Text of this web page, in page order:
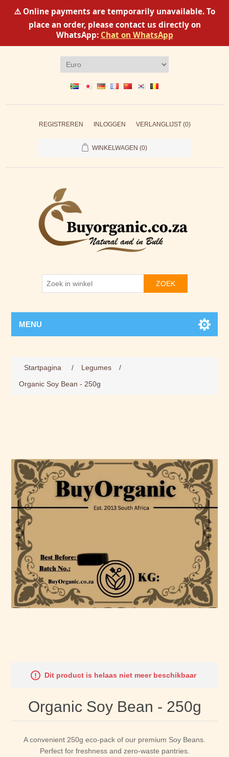
⚠️ Online payments are temporarily unavailable. To
place an order, please contact us directly on
WhatsApp: Chat on WhatsApp
REGISTREREN INLOGGEN VERLANGLIJST (0)
WINKELWAGEN (0)
ZOEK
MENU
Startpagina / Legumes
/
Organic Soy Bean - 250g
Dit product is helaas niet meer beschikbaar
Organic Soy Bean - 250g
A convenient 250g eco-pack of our premium Soy Beans.
Perfect for freshness and zero-waste pantries.